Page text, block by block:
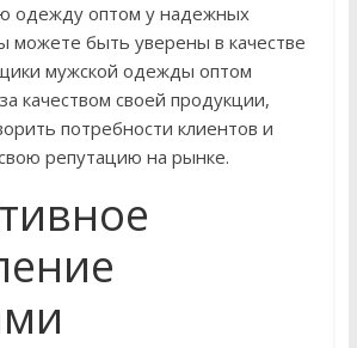
одежду оптом у надежных
можете быть уверены в качестве
мужской одежды оптом
качеством своей продукции,
потребности клиентов и
репутацию на рынке.